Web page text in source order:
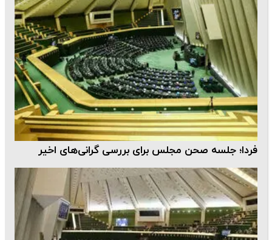
فردا؛ جلسه صحن مجلس برای بررسی گرانی‌های اخیر